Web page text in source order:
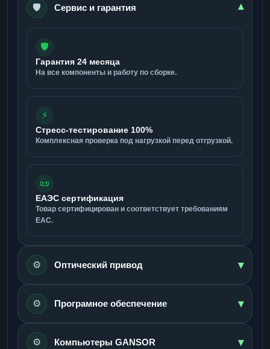
🛡️ Сервис и гарантия ▾
🛡️
Гарантия 24 месяца
На все компоненты и работу по сборке.
⚡
Стресс-тестирование 100%
Комплексная проверка под нагрузкой перед отгрузкой.
📜
ЕАЭС сертификация
Товар сертифицирован и соответствует требованиям
ЕАС.
⚙️ Оптический привод ▾
⚙️ Програмное обеспечение ▾
⚙️ Компьютеры GANSOR ▾